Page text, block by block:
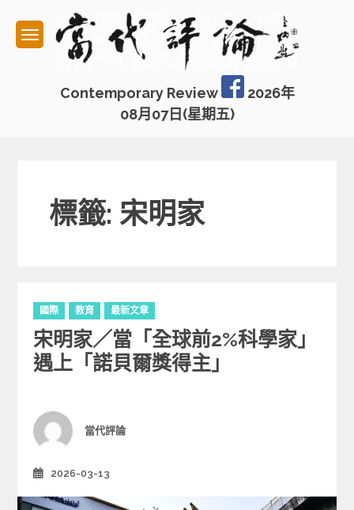
content
Contemporary Review
2026年
08月07日(星期五)
標籤: 宋明家
C
a
t
e
g
i
e
國際 教育 最新文章
宋明家／當「全球前2%科學家」
遇上「諾貝爾獎得主」
Author
當代評論
2026-03-13